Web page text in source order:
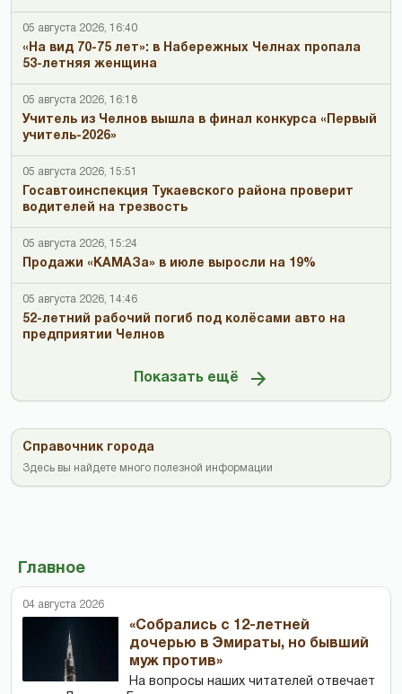
05 августа 2026, 16:40
«На вид 70-75 лет»: в Набережных Челнах пропала
53-летняя женщина
05 августа 2026, 16:18
Учитель из Челнов вышла в финал конкурса «Первый
учитель-2026»
05 августа 2026, 15:51
Госавтоинспекция Тукаевского района проверит
водителей на трезвость
05 августа 2026, 15:24
Продажи «КАМАЗа» в июле выросли на 19%
05 августа 2026, 14:46
52-летний рабочий погиб под колёсами авто на
предприятии Челнов
Показать ещё
Справочник города
Здесь вы найдете много полезной информации
Главное
04 августа 2026
«Собрались с 12-летней
дочерью в Эмираты, но бывший
муж против»
На вопросы наших читателей отвечает